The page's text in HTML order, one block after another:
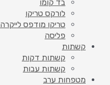
בד קומו
לורקס טריקו
טריקו מודפס לייקרה
פליסה
קשתות
קשתות דקות
קשתות עבות
מטפחות ערב